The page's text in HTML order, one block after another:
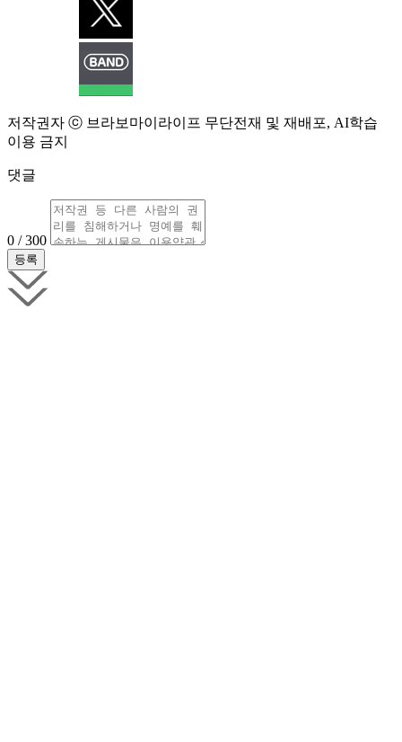
저작권자 ⓒ 브라보마이라이프 무단전재 및 재배포, AI학습
이용 금지
댓글
0 / 300